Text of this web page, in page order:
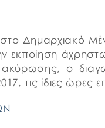
Δημαρχιακό
ο
τις ίδιες ώρες